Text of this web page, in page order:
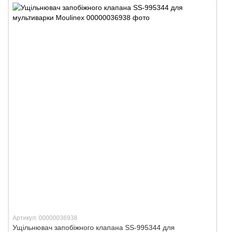
Артикул: 00000036938
Ущільнювач запобіжного клапана SS-995344 для